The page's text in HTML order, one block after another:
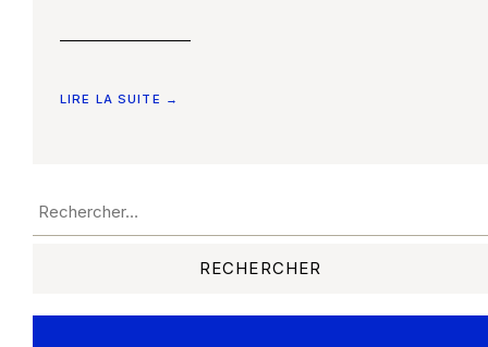
LIRE LA SUITE →